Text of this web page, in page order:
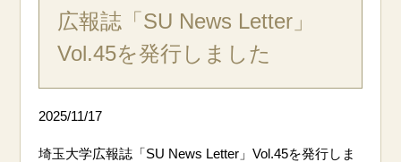
広報誌「SU News Letter」
Vol.45を発行しました
2025/11/17
埼玉大学広報誌「SU News Letter」Vol.45を発行しま